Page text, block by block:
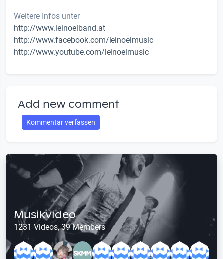
Weitere Infos unter
http://www.leinoelband.at
http://www.facebook.com/leinoelmusic
http://www.youtube.com/leinoelmusic
Add new comment
Kommentar verfassen
Musikvideo
1231 Videos, 39 Members